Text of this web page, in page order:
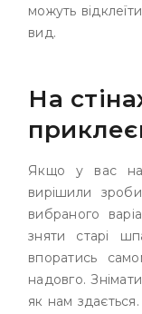
можуть
вид.
На
Якщо у вас на
вирішили
вибраного
зняти старі
впоратись
надовго.
як нам